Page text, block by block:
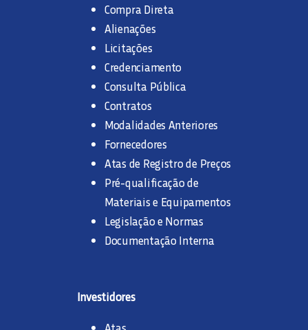
Compra Direta
Alienações
Licitações
Credenciamento
Consulta Pública
Contratos
Modalidades Anteriores
Fornecedores
Atas de Registro de Preços
Pré-qualificação de
Materiais e Equipamentos
Legislação e Normas
Documentação Interna
Investidores